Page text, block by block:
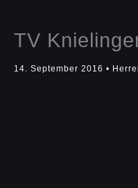
TV
14. September 2016 •